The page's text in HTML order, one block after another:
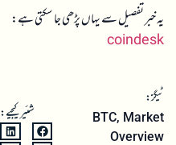
یہ خبر تفصیل سے یہاں پڑھی جا سکتی ہے:
coindesk
ٹیگز:
BTC, Market
Overview
شئیر کیجیے: